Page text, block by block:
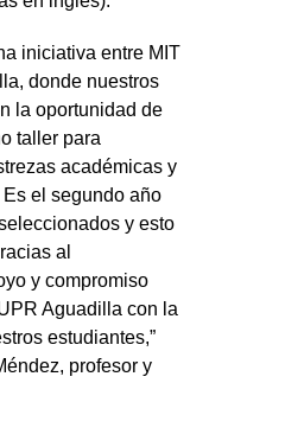
iniciativa entre MIT
donde nuestros
la oportunidad de
taller para
académicas y
el segundo año
y esto
al
y compromiso
Aguadilla con la
estudiantes,”
profesor y